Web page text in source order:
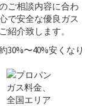
ご相談内容に合わ
で安全な優良ガス
紹介致します。
30%〜40%安くなり